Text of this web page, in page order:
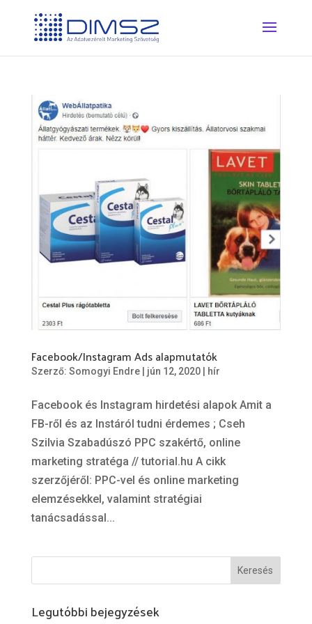
Facebook/Instagram Ads alapmutatók
Szerző: Somogyi Endre| jún 12, 2020| hír
Facebook és Instagram hirdetési alapok Amit a
FB-ről és az Instáról tudni érdemes ; Cseh
Szilvia Szabadúszó PPC szakértő, online
marketing stratéga // tutorial.hu A cikk
szerzőjéről: PPC-vel és online marketing
elemzésekkel, valamint stratégiai
tanácsadással...
Legutóbbi bejegyzések